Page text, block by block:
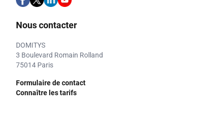
Nous contacter
DOMITYS
3 Boulevard Romain Rolland
75014 Paris
Formulaire de contact
Connaître les tarifs